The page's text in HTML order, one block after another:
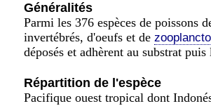
Généralités
Parmi les 376 espèces de poissons
invertébrés, d'oeufs et de
déposés et adhèrent au substrat
Répartition de l'espèce
Pacifique ouest tropical dont